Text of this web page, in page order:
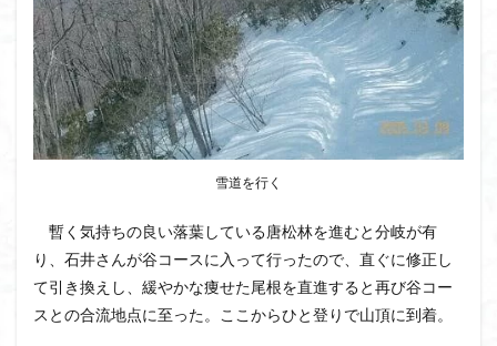
雪道を行く
暫く気持ちの良い落葉している唐松林を進むと分岐が有
り、石井さんが谷コースに入って行ったので、直ぐに修正し
て引き換えし、緩やかな痩せた尾根を直進すると再び谷コー
スとの合流地点に至った。ここからひと登りで山頂に到着。
クアリ峠 ギンリョウソウ
ギンラン
キランソウ
三国山 三峰神社
奥穂高岳
吉見町
堂山 埼玉県 埼玉百名山
埼玉
城山
四津山 四尾連湖 四ノ井神社
噴気
和製マチュビチュ
周助山 吾妻
名峰
古峰が原
南部町
南木曽岳 南佐久
南会津
南アルプス南端
南アルプス 半月山
千葉県
千畳敷カール
千体荒神 十文字小屋
夕張
大仁田山
十二坊 天照皇大神宮
奥秩父